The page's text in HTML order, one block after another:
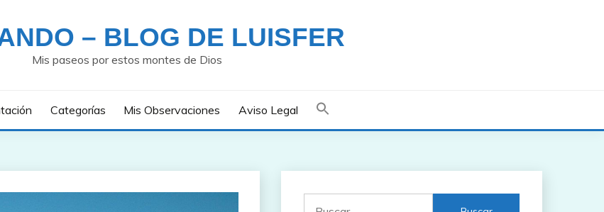
– BLOG DE LUISFER
Mis paseos por estos montes de Dios
Categorías Mis Observaciones Aviso Legal